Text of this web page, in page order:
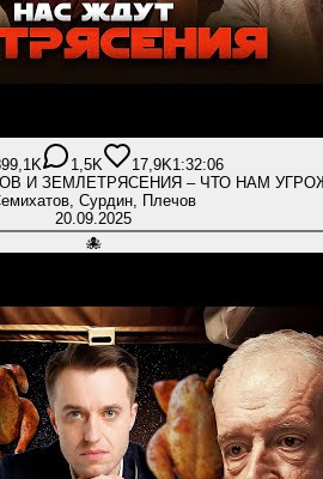
1,5K 17,9K1:32:06
И ЗЕМЛЕТРЯСЕНИЯ – ЧТО НАМ
Сурдин, Плечов
20.09.2025
🐙